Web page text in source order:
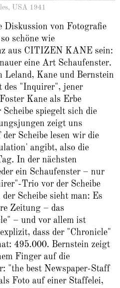
USA 1941
von Fotografie
schöne wie
aus CITIZEN KANE sein:
eine Art Schaufenster.
Leland, Kane und Bernstein
des "Inquirer", jener
Kane als Erbe
spiegelt sich die
zeigt uns
Scheibe lesen wir die
angibt, also die
In der nächsten
ein Schaufenster – nur
Trio vor der Scheibe
Scheibe sieht man: Es
Zeitung – das
– und vor allem ist
dass der "Chronicle"
495.000. Bernstein zeigt
Finger auf die
"the best Newspaper-Staff
Foto auf einer Staffelei,